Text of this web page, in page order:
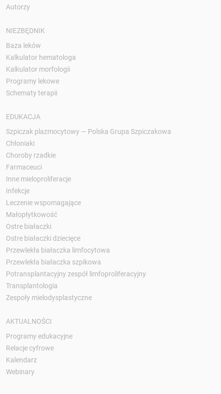
Autorzy
NIEZBĘDNIK
Baza leków
Kalkulator hematologa
Kalkulator morfologii
Programy lekowe
Schematy terapii
EDUKACJA
Szpiczak plazmocytowy — Polska Grupa Szpiczakowa
Chłoniaki
Choroby rzadkie
Farmaceuci
Inne mieloproliferacje
Infekcje
Leczenie wspomagające
Małopłytkowość
Ostre białaczki
Ostre białaczki dziecięce
Przewlekła białaczka limfocytowa
Przewlekła białaczka szpikowa
Potransplantacyjny zespół limfoproliferacyjny
Transplantologia
Zespoły mielodysplastyczne
AKTUALNOŚCI
Programy edukacyjne
Relacje cyfrowe
Kalendarz
Webinary